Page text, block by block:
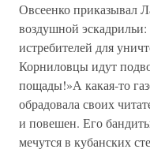
Овсеенко приказывал
воздушной
истребителей для
Корниловцы идут
пощады!»А какая-то
обрадовала своих
и повешен. Его
мечутся в кубанских